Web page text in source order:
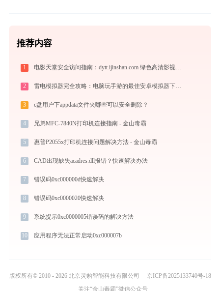
推荐内容
1 电影天堂安全访问指南：dytt.ijinshan.com 绿色高清影视资源获取秘籍
2 雷电模拟器完全攻略：电脑玩手游的最佳安卓模拟器下载安装与优化配置指南
3 c盘用户下appdata文件夹哪些可以安全删除？
4 兄弟MFC-7840N打印机连接指南 - 金山毒霸
5 惠普P2055x打印机连接问题解决方法 - 金山毒霸
6 CAD出现缺失acadres.dll报错？快速解决办法
7 错误码0xc000000d快速解决
8 错误码0xc0000020快速解决
9 系统提示0xc0000005错误码的解决方法
10 应用程序无法正常启动0xc000007b
版权所有© 2010 - 2026 北京灵豹智能科技有限公司
京ICP备2025133740号-18
关注“金山毒霸”微信公众号